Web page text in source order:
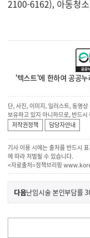
2100-6162), 아동청
'텍스트'에 한하여 공공
단, 사진, 이미지, 일러스트, 동영
보유하고 있지 아니하므로, 반드
저작권정책
담당자안내
기사 이용 시에는 출처를 반드시
에 따라 처벌될 수 있습니다.
<자료출처=정책브리핑
이
전
다
음
다음기
사
난임시술 본인부담률